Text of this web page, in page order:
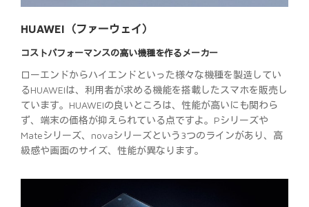
HUAWEI（ファーウェイ）
コストパフォーマンスの高い機種を作るメーカー
ローエンドからハイエンドといった様々な機種を製造してい
るHUAWEIは、利用者が求める機能を搭載したスマホを販売し
ています。HUAWEIの良いところは、性能が高いにも関わら
ず、端末の価格が抑えられている点ですよ。Pシリーズや
Mateシリーズ、novaシリーズという3つのラインがあり、高
級感や画面のサイズ、性能が異なります。